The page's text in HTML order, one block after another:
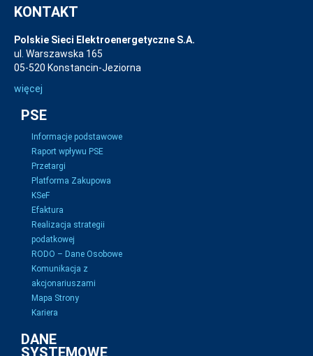
KONTAKT
Polskie Sieci Elektroenergetyczne S.A.
ul. Warszawska 165
05-520 Konstancin-Jeziorna
więcej
PSE
Informacje podstawowe
Raport wpływu PSE
Przetargi
Platforma Zakupowa
KSeF
Efaktura
Realizacja strategii
podatkowej
RODO – Dane Osobowe
Komunikacja z
akcjonariuszami
Mapa Strony
Kariera
DANE
SYSTEMOWE